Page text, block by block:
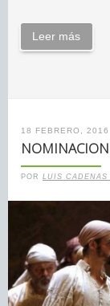
Leer más
18 FEBRERO, 2016
POR LUIS CADENAS